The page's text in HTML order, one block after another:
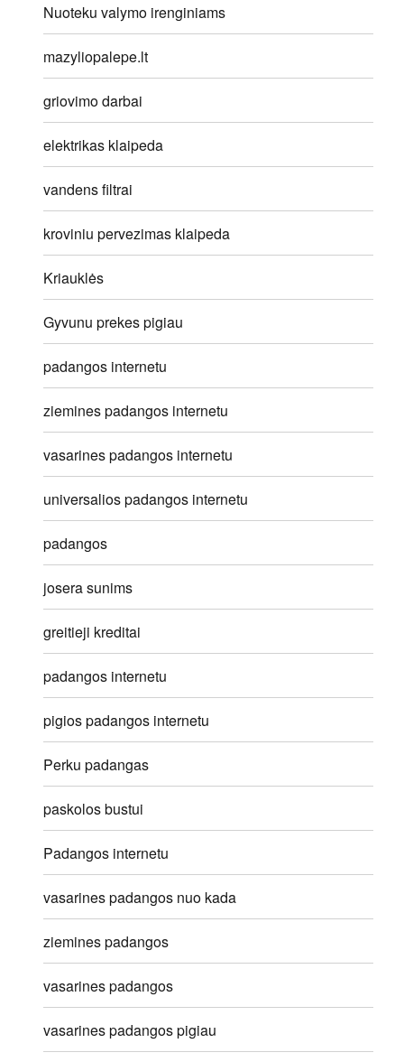
Nuoteku valymo irenginiams
mazyliopalepe.lt
griovimo darbai
elektrikas klaipeda
vandens filtrai
kroviniu pervezimas klaipeda
Kriauklės
Gyvunu prekes pigiau
padangos internetu
ziemines padangos internetu
vasarines padangos internetu
universalios padangos internetu
padangos
josera sunims
greitieji kreditai
padangos internetu
pigios padangos internetu
Perku padangas
paskolos bustui
Padangos internetu
vasarines padangos nuo kada
ziemines padangos
vasarines padangos
vasarines padangos pigiau